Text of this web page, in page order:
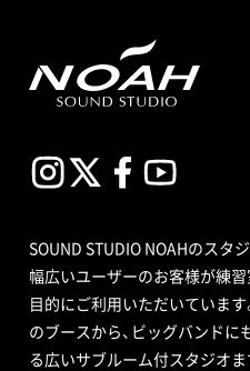
SOUND STUDIO NOAHのスタ
幅広いユーザーのお客様が練
目的にご利用いただいていま
のブースから、ビッグバンド
る広いサブルーム付スタジオ